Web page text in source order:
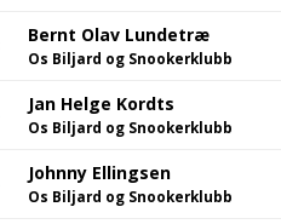
Bernt Olav Lundetræ
Os Biljard og Snookerklubb
Jan Helge Kordts
Os Biljard og Snookerklubb
Johnny Ellingsen
Os Biljard og Snookerklubb